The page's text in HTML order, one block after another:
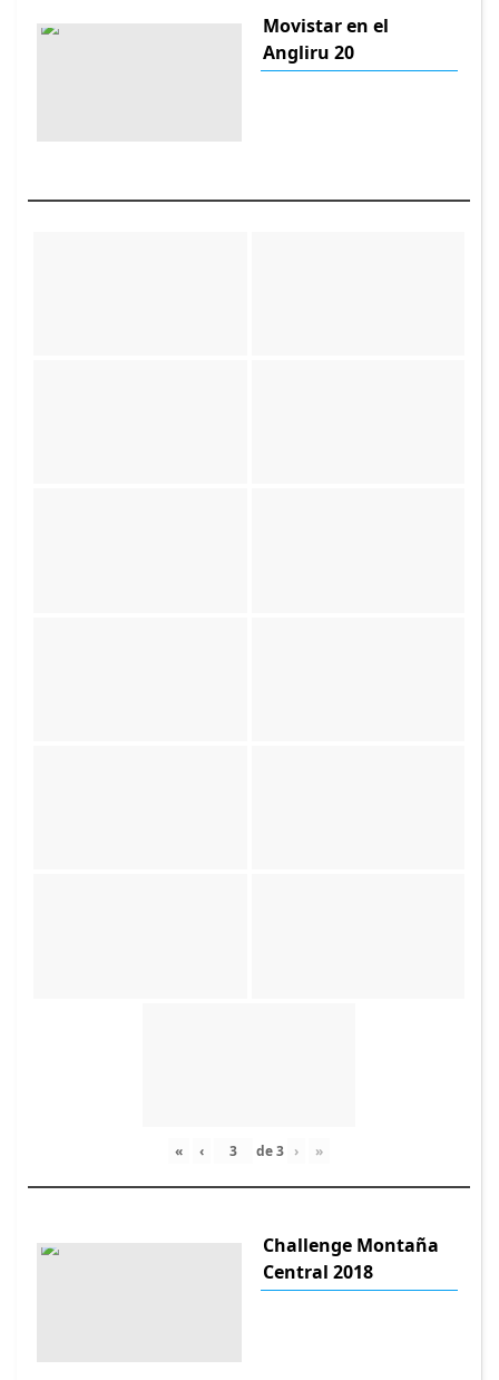
Movistar en el
Angliru 20
« ‹ de3 › »
Challenge Montaña
Central 2018